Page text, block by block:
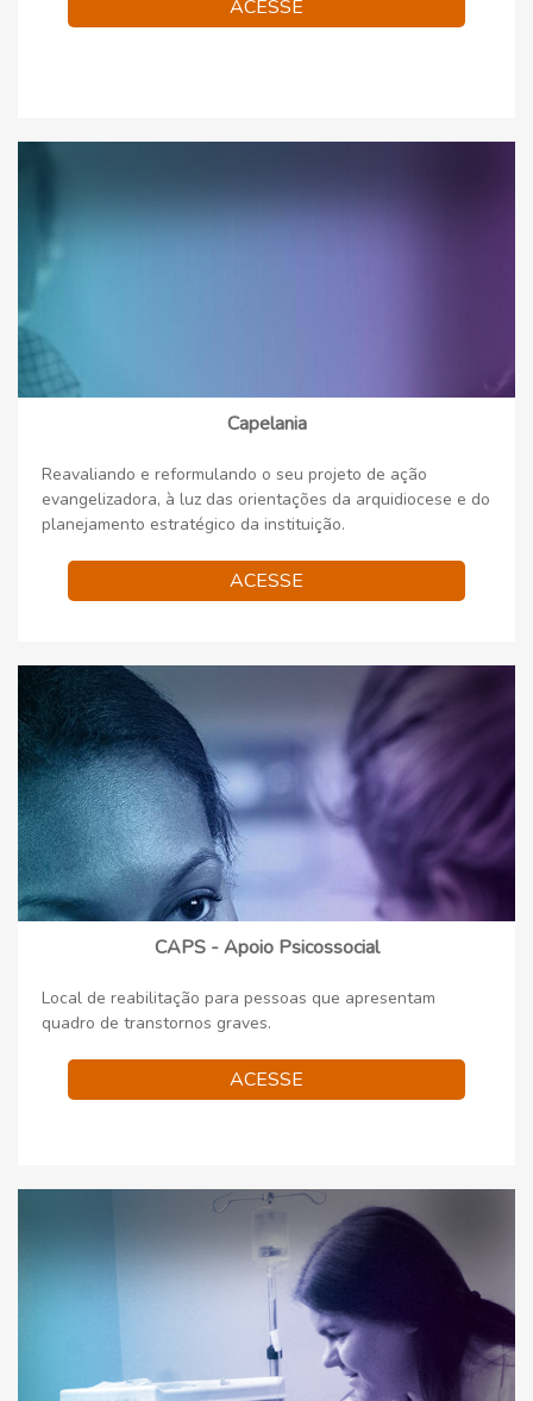
ACESSE
Capelania
Reavaliando e reformulando o seu projeto de ação
evangelizadora, à luz das orientações da arquidiocese e do
planejamento estratégico da instituição.
ACESSE
CAPS - Apoio Psicossocial
Local de reabilitação para pessoas que apresentam
quadro de transtornos graves.
ACESSE